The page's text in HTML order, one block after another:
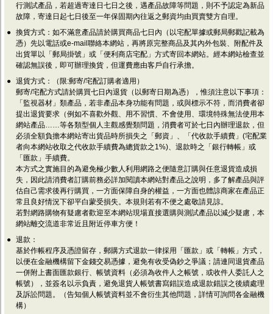
行測試產品，若超過寄達日七日之後，遇產品故障等問題，則不予認定為新品
故障，寄達日起七日後至一年保固期內往返之郵資均由買賣雙方自理。
● 換貨方式：如不滿意產品請於購買商品七日內（以宅配單據或郵局郵戳記載為
憑）先以電話或e-mail聯絡本網站，再將原完整商品及其內外包裝、附配件及
出貨單以「郵局掛號」或「便利商店宅配」方式寄回本網站。經本網站檢查並
確認無誤後，即可辦理換貨，但運費應由客戶自行承擔。
● 退貨方式：（限:郵寄/宅配訂購者適用）
郵寄/宅配方式請於購買七日內退貨（以郵寄日期為憑），惟須注意以下事項：
「監視器材」類產品，若非產品本身功能有問題，或與標示不符，而消費者卻
提出退貨要求（例如不喜歡外觀、用不習慣、不會使用、環境特殊無法使用本
網站產品……等各類型個人主觀感覺類問題，消費者可於七日內辦理退款，但
必須全額負擔本網站寄出貨品時所損失之「郵資」、「代收款手續費」(宅配業
者向本網站收取之代收款手續費為總貨款之1%)、退款時之「銀行轉帳」或
「匯款」手續費。
本方式之實施目的為避免極少數人利用網路之便隨意訂購與任意退貨造成損
失，因此請消費者訂購前務必詳加閱讀本網站對產品之說明，多了解產品與評
估自己需求後再行購買，一方面保障自身的權益，一方面也體諒商家在產品正
常且良好情況下卻平白蒙受損失。本規則若有不便之處敬請見諒。
若對網路購物有疑慮者歡迎至本網站現場直接選購與測試產品以減少疑慮，本
網站離交流道非常近且附近停車方便！
● 退款：
基於作帳程序及憑證留存，郵購方式退款一律採用「匯款」或「轉帳」方式，
以便在金融機構留下金錢交易憑據，避免有收受偽鈔之爭議；請連同退貨產品
一併附上書面匯款銀行、帳號資料（必須為收件人之帳號，或收件人委託人之
帳號），並簽名以示負責，避免退貨人帳號書寫錯誤造成退款錯誤之後續處理
及訴訟問題。（告知個人帳號資料並不會衍生其他問題，詳情可詢問各金融機
構）